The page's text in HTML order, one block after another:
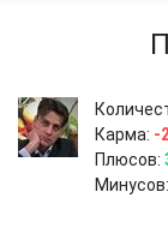
Карма: -
Плюсов:
Минусов: